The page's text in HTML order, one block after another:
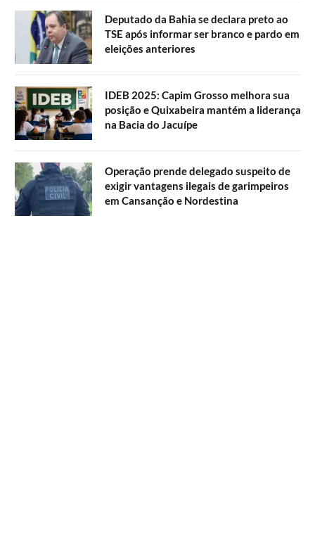
Deputado da Bahia se declara preto ao
TSE após informar ser branco e pardo em
eleições anteriores
IDEB 2025: Capim Grosso melhora sua
posição e Quixabeira mantém a liderança
na Bacia do Jacuípe
Operação prende delegado suspeito de
exigir vantagens ilegais de garimpeiros
em Cansanção e Nordestina